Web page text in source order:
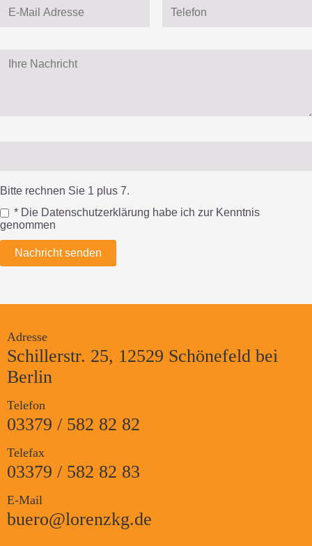
Bitte rechnen Sie 1 plus 7.
* Die Datenschutzerklärung habe ich zur Kenntnis
genommen
Nachricht senden
Adresse
Schillerstr. 25, 12529 Schönefeld bei
Berlin
Telefon
03379 / 582 82 82
Telefax
03379 / 582 82 83
E-Mail
buero@lorenzkg.de